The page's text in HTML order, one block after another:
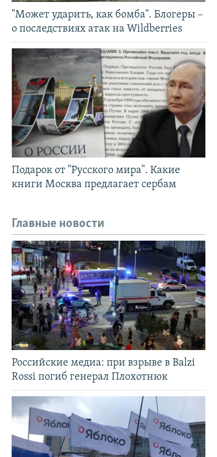
"Может ударить, как бомба". Блогеры –
о последствиях атак на Wildberries
Подарок от "Русского мира". Какие
книги Москва предлагает сербам
Главные новости
Российские медиа: при взрыве в Balzi
Rossi погиб генерал Плохотнюк